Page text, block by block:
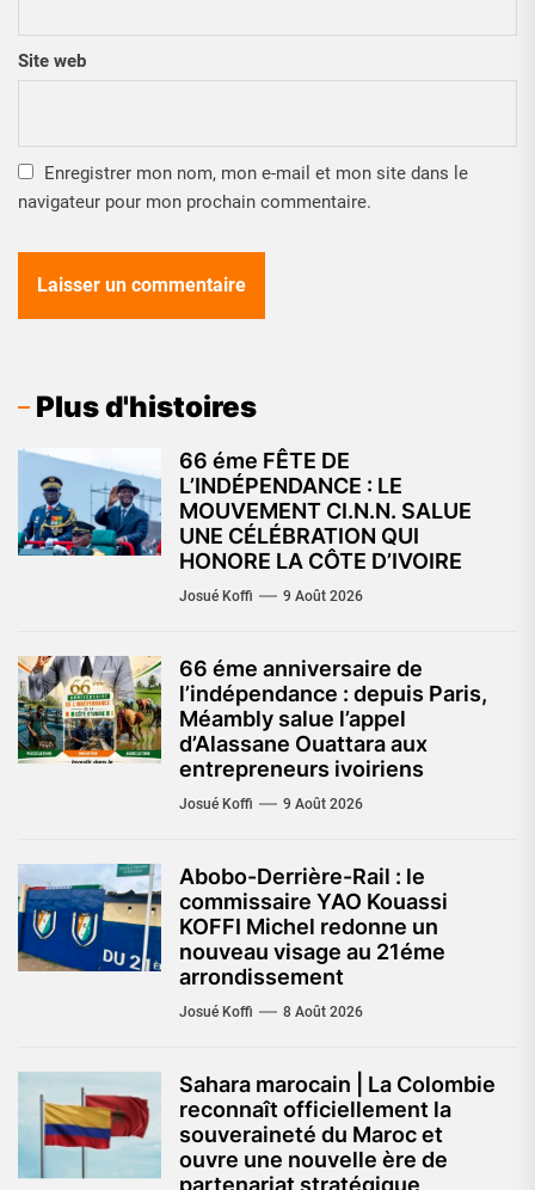
Site web
Enregistrer mon nom, mon e-mail et mon site dans le
navigateur pour mon prochain commentaire.
Plus d'histoires
66 éme FÊTE DE
L’INDÉPENDANCE : LE
MOUVEMENT CI.N.N. SALUE
UNE CÉLÉBRATION QUI
HONORE LA CÔTE D’IVOIRE
Josué Koffi 9 Août 2026
66 éme anniversaire de
l’indépendance : depuis Paris,
Méambly salue l’appel
d’Alassane Ouattara aux
entrepreneurs ivoiriens
Josué Koffi 9 Août 2026
Abobo-Derrière-Rail : le
commissaire YAO Kouassi
KOFFI Michel redonne un
nouveau visage au 21éme
arrondissement
Josué Koffi 8 Août 2026
Sahara marocain | La Colombie
reconnaît officiellement la
souveraineté du Maroc et
ouvre une nouvelle ère de